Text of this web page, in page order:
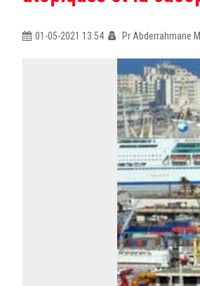
01-05-2021 13:54 Pr Abderrahmane